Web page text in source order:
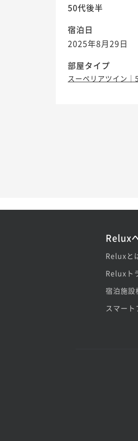
50代後半
宿泊日
2025年8月29日
部屋タイプ
スーペリアツイン｜
Relux
Reluxと
Reluxト
宿泊施設
スマート